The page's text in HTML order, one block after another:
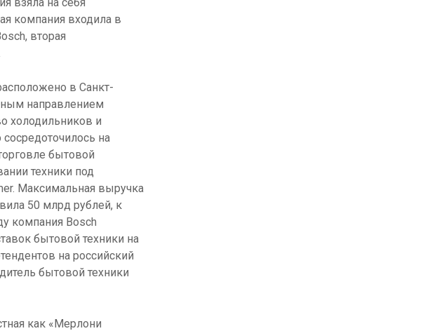
компания входила в
вторая
в Санкт-
направлением
холодильников и
на
бытовой
техники под
Максимальная выручка
50 млрд рублей, к
компания Bosch
бытовой техники на
на российский
бытовой техники
как «Мерлони